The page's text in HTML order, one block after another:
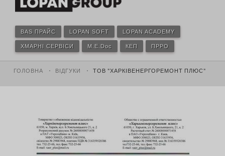
BAS ПРАЙС LOPAN SOFT LOPAN ACADEMY
ХМАРНІ СЕРВІСИ M.E.Doc КЕП ПРРО
ГОЛОВНА ВІДГУКИ ТОВ "ХАРКІВЕНЕРГОРЕМОНТ ПЛЮС"